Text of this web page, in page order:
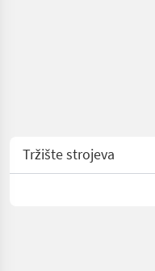
Tržište strojeva